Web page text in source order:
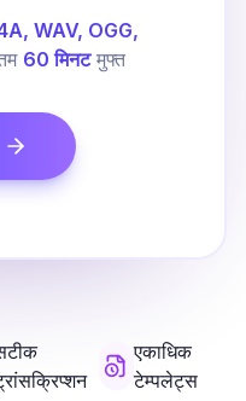
WAV, OGG,
60 मिनट मुफ्त
एकाधिक
टेम्पलेट्स